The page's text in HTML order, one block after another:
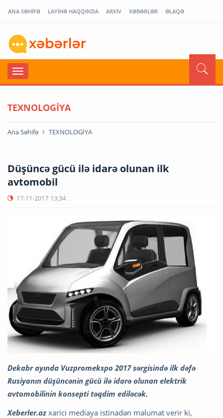
ANA SƏHİFƏ LAYİHƏ HAQQINDA ARXİV XƏBƏRLƏR ƏLAQƏ
TEXNOLOGİYA
Ana Səhifə TEXNOLOGİYA
Düşüncə gücü ilə idarə olunan ilk
avtomobil
17-11-2017 13:34
Dekabr ayında Vuzpromekspo 2017 sərgisində ilk dəfə
Rusiyanın düşüncənin gücü ilə idarə olunan elektrik
avtomobilinin konsepti təqdim ediləcək.
Xeberler.az xarici mediaya istinadən məlumat verir ki,